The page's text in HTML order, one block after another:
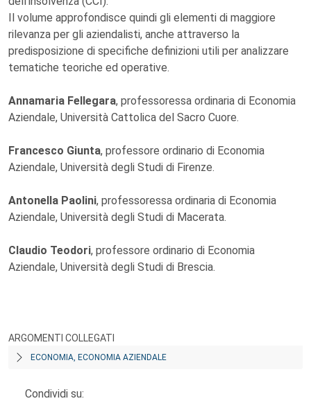
Il volume approfondisce quindi gli elementi di maggiore
rilevanza per gli aziendalisti, anche attraverso la
predisposizione di specifiche definizioni utili per analizzare
tematiche teoriche ed operative.
Annamaria Fellegara, professoressa ordinaria di Economia
Aziendale, Università Cattolica del Sacro Cuore.
Francesco Giunta, professore ordinario di Economia
Aziendale, Università degli Studi di Firenze.
Antonella Paolini, professoressa ordinaria di Economia
Aziendale, Università degli Studi di Macerata.
Claudio Teodori, professore ordinario di Economia
Aziendale, Università degli Studi di Brescia.
ARGOMENTI COLLEGATI
ECONOMIA, ECONOMIA AZIENDALE
Condividi su: